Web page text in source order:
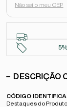
Não sei o meu CEP
DESCRIÇÃO
CÓDIGO
Destaques do